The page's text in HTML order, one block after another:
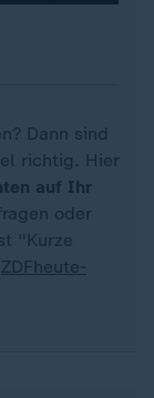
Dann sind
richtig. Hier
auf Ihr
oder
"Kurze
ZDFheute-